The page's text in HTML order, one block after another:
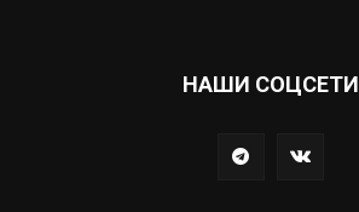
НАШИ СОЦСЕТИ